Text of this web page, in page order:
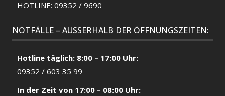
HOTLINE: 09352 / 9690
NOTFÄLLE – AUSSERHALB DER ÖFFNUNGSZEITEN:
Hotline täglich: 8:00 – 17:00 Uhr:
09352 / 603 35 99
In der Zeit von 17:00 – 08:00 Uhr: